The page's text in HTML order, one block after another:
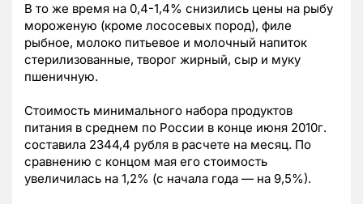
В то же время на 0,4-1,4% снизились цены на рыбу
мороженую (кроме лососевых пород), филе
рыбное, молоко питьевое и молочный напиток
стерилизованные, творог жирный, сыр и муку
пшеничную.
Стоимость минимального набора продуктов
питания в среднем по России в конце июня 2010г.
составила 2344,4 рубля в расчете на месяц. По
сравнению с концом мая его стоимость
увеличилась на 1,2% (с начала года — на 9,5%).